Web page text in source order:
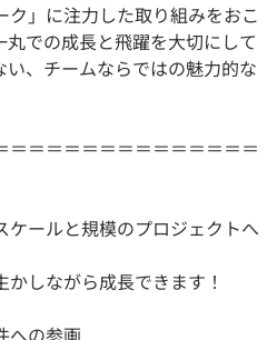
ク」に注力した取り組みをおこ
での成長と飛躍を大切にして
い、チームならではの魅力的な
＝＝＝＝＝＝＝＝＝＝＝＝＝＝
ールと規模のプロジェクトへ
しながら成長できます！